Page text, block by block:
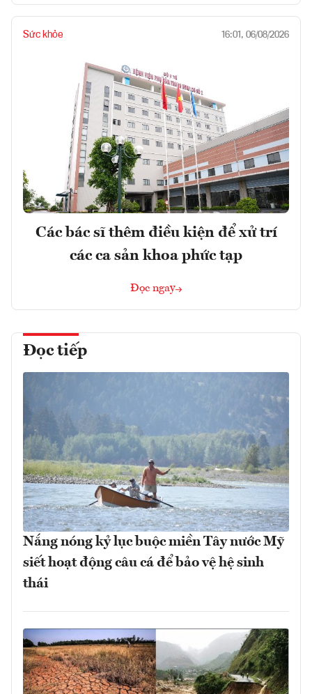
Sức khỏe 16:01, 06/08/2026
Các bác sĩ thêm điều kiện để xử trí
các ca sản khoa phức tạp
Đọc ngay
Đọc tiếp
Nắng nóng kỷ lục buộc miền Tây nước Mỹ
siết hoạt động câu cá để bảo vệ hệ sinh
thái